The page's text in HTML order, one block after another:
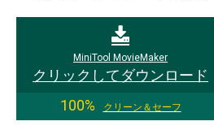
MiniTool MovieMaker
クリックしてダウンロード
100%
クリーン＆セーフ